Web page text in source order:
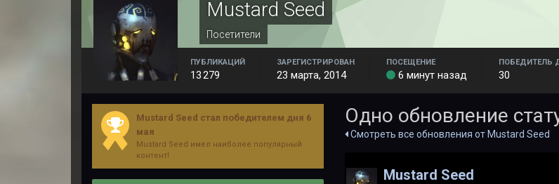
Mustard Seed
Посетители
ПУБЛИКАЦИЙ
13 279
ЗАРЕГИСТРИРОВАН
23 марта, 2014
ПОСЕЩЕНИЕ
6 минут назад
ПОБЕДИТЕЛЬ
30
Mustard Seed стал победителем дня 6
мая
Mustard Seed имел наиболее популярный
контент!
Одно обновление
Смотреть все обновления от Mustard Seed
Mustard Seed